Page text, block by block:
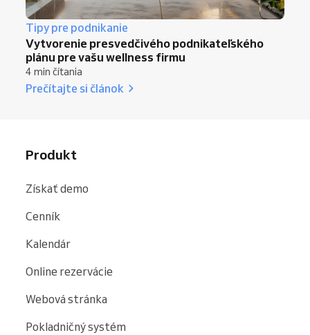
Tipy pre podnikanie
Vytvorenie presvedčivého podnikateľského
plánu pre vašu wellness firmu
4 min čítania
Prečítajte si článok
Produkt
Získať demo
Cenník
Kalendár
Online rezervácie
Webová stránka
Pokladničný systém